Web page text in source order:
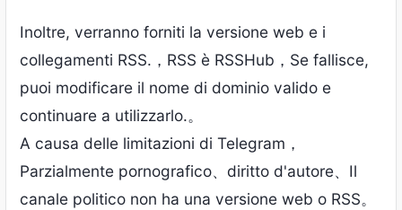
Inoltre, verranno forniti la versione web e i
collegamenti RSS.，RSS è RSSHub，Se fallisce,
puoi modificare il nome di dominio valido e
continuare a utilizzarlo.。
A causa delle limitazioni di Telegram，
Parzialmente pornografico、diritto d'autore、Il
canale politico non ha una versione web o RSS。